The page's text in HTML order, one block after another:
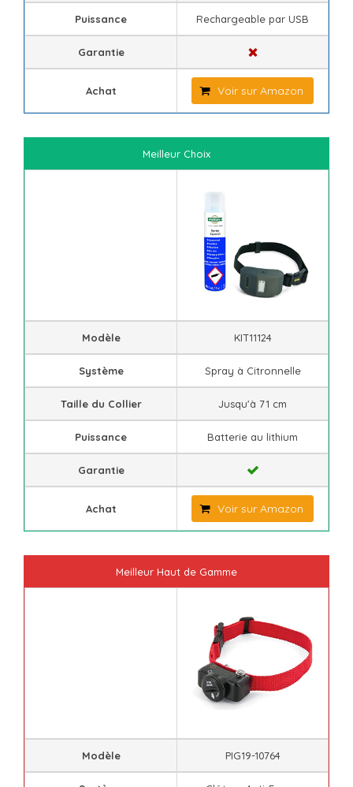
Puissance Rechargeable par USB
Garantie
Achat Voir sur Amazon
Meilleur Choix
Modèle KIT11124
Système Spray à Citronnelle
Taille du Collier Jusqu'à 71 cm
Puissance Batterie au lithium
Garantie
Achat Voir sur Amazon
Meilleur Haut de Gamme
Modèle PIG19-10764